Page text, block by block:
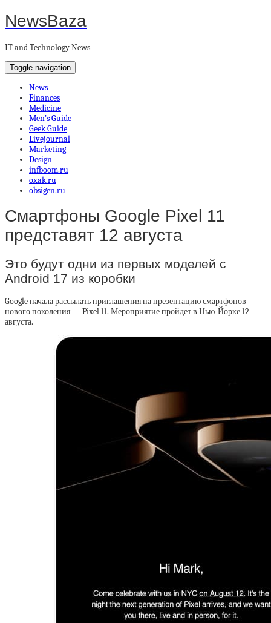
NewsBaza
IT and Technology News
Toggle navigation
News
Finances
Medicine
Men’s Guide
Geek Guide
Livejournal
Marketing
Design
infboom.ru
oxak.ru
obsigen.ru
Смартфоны Google Pixel 11
представят 12 августа
Это будут одни из первых моделей с
Android 17 из коробки
Google начала рассылать приглашения на презентацию смартфонов
нового поколения — Pixel 11. Мероприятие пройдет в Нью-Йорке 12
августа.